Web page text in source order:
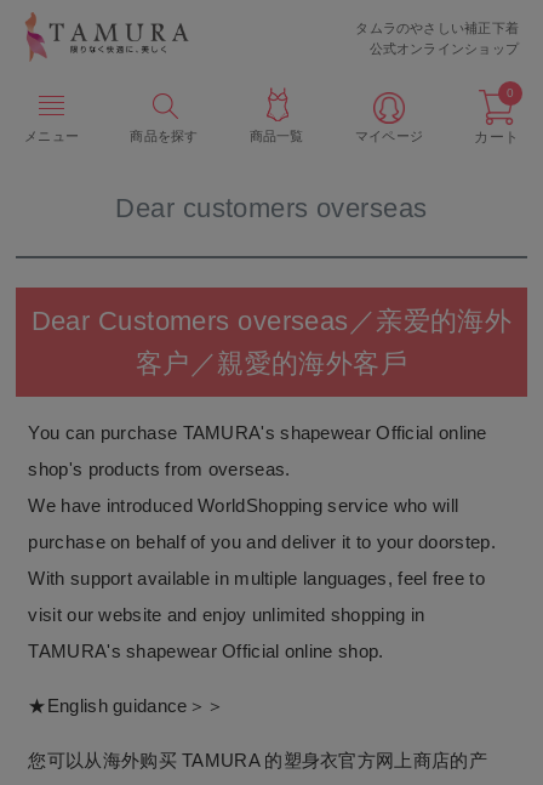
タムラのやさしい補正下着
公式オンラインショップ
メニュー 商品を探す 商品一覧 マイページ カート
0
Dear customers overseas
Dear Customers overseas／亲爱的海外
客户／親愛的海外客戶
You can purchase TAMURA's shapewear Official online
shop's products from overseas.
We have introduced WorldShopping service who will
purchase on behalf of you and deliver it to your doorstep.
With support available in multiple languages, feel free to
visit our website and enjoy unlimited shopping in
TAMURA's shapewear Official online shop.
★English guidance＞＞
您可以从海外购买 TAMURA 的塑身衣官方网上商店的产